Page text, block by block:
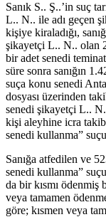
Sanık S.. Ş..’in suç
L.. N.. ile adı geçen
kişiye kiraladığı,
şikayetçi L.. N.. olan
bir adet senedi
süre sonra sanığın
suça konu senedi
dosyası üzerinden
senedi şikayetçi L..
kişi aleyhine icra
senedi kullanma”
Sanığa atfedilen ve
senedi kullanma”
da bir kısmı ödenmiş
veya tamamen
göre; kısmen veya